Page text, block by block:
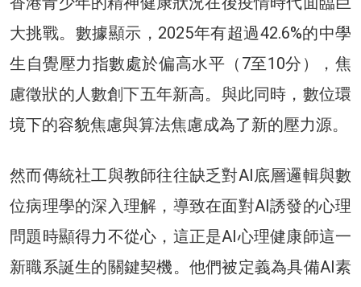
大挑戰。數據顯示，2025年有超過42.6%的中學
生自覺壓力指數處於偏高水平（7至10分），焦
慮徵狀的人數創下五年新高。與此同時，數位環
境下的容貌焦慮與算法焦慮成為了新的壓力源。
然而傳統社工與教師往往缺乏對AI底層邏輯與數
位病理學的深入理解，導致在面對AI誘發的心理
問題時顯得力不從心，這正是AI心理健康師這一
新職系誕生的關鍵契機。他們被定義為具備AI素